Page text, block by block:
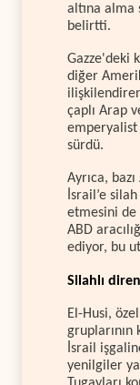
altına alma
belirtti.
Gazze'deki
diğer
çaplı Arap
emperyalist
sürdü.
Ayrıca,
İsrail’e
etmesini de
ABD
ediyor, bu
Silahlı
El-Husi,
gruplarının
İsrail
yenilgiler